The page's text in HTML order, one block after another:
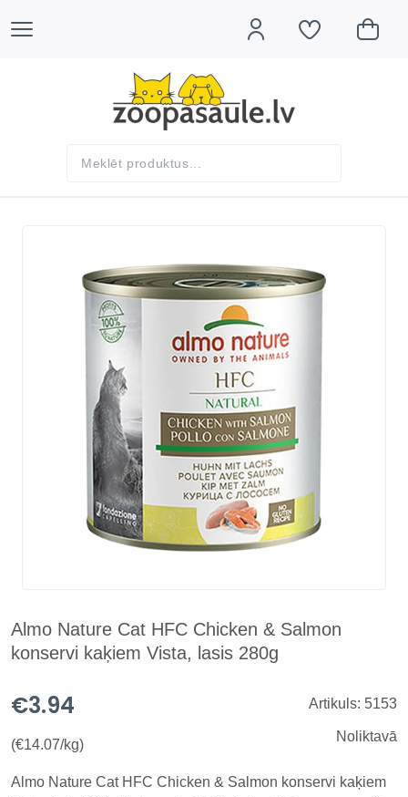
Almo Nature Cat HFC Chicken & Salmon
konservi kaķiem Vista, lasis 280g
€3.94
(€14.07/kg)
Artikuls: 5153
Noliktavā
Almo Nature Cat HFC Chicken & Salmon konservi kaķiem